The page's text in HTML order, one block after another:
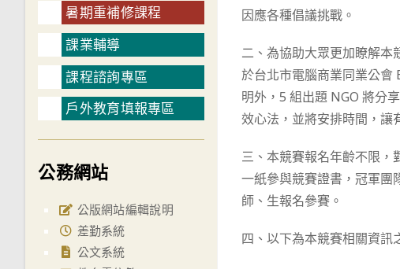
因應各種倡議挑戰。
二、為協助大眾更加瞭解本
於台北市電腦商業同業公會
明外，5 組出題 NGO 將分
效心法，並將安排時間，讓
三、本競賽報名年齡不限，
一紙參與競賽證書，冠軍團
師、生報名參賽。
四、以下為本競賽相關資訊
暑期重補修課程
課業輔導
課程諮詢專區
戶外教育填報專區
公務網站
公版網站編輯說明
差勤系統
公文系統